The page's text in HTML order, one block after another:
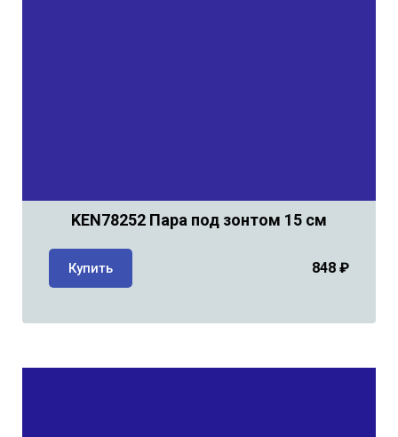
KEN78252 Пара под зонтом 15 см
Купить 848 ₽